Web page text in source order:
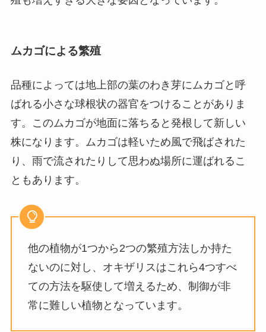
ムカゴによる繁殖
品種によっては地上部の葉のわき芽にムカゴと呼
ばれる小さな球根状の器官をつけることがありま
す。このムカゴが地面に落ちると発根して新しい
株になります。ムカゴは軽いため風で飛ばされた
り、雨で流されたりして思わぬ場所に運ばれるこ
ともあります。
他の植物が1つから2つの繁殖方法しか持た
ないのに対し、オキザリスはこれら4つすべ
ての方法を駆使して増えるため、制御が非
常に難しい植物となっています。